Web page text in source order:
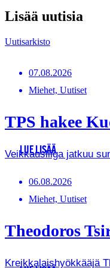
Lisää uutisia
Uutisarkisto
07.08.2026
Miehet, Uutiset
TPS hakee
Veikkausliiga jatkuu
LUE LISÄÄ
06.08.2026
Miehet, Uutiset
Theodoros
Kreikkalaishyökkääjä